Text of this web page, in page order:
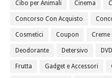
Cibo per Animali Cinema
Concorso Con Acquisto
Cosmetici Coupon Creme
Deodorante Detersivo DVD
Frutta Gadget e Accessori